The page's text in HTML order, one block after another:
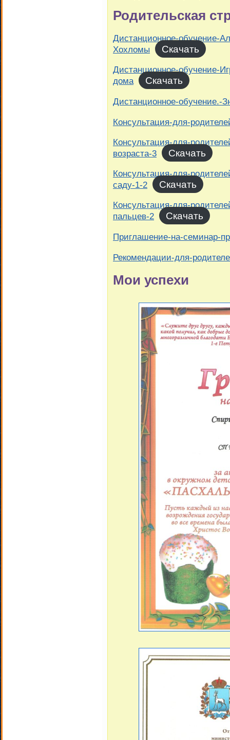
Родительская
Дистанционное-обучение-
Хохломы
Скачать
Дистанционное-обучение-
дома
Скачать
Дистанционное-обучение.-
Консультация-для-
Консультация-для-
возраста-3
Скачать
Консультация-для-
саду-1-2
Скачать
Консультация-для-
пальцев-2
Скачать
Приглашение-на-семинар-
Рекомендации-для-
Мои успехи